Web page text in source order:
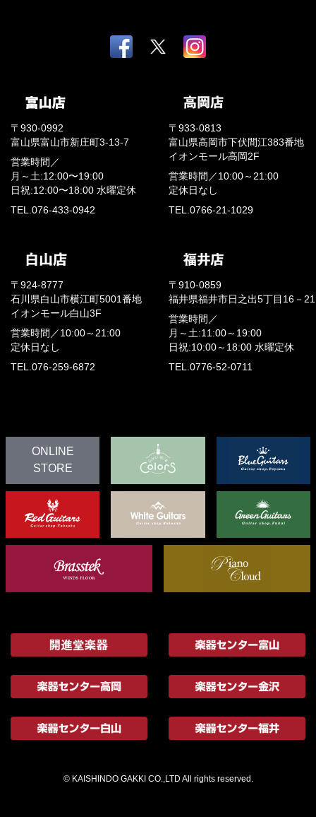
〒930-0992
富山県富山市新庄町3-13-7
営業時間／
月～土:12:00〜19:00
日祝:12:00〜18:00 水曜定休
TEL.076-433-0942
〒933-0813
富山県高岡市下伏間江383番地
イオンモール高岡2F
営業時間／ 10:00～21:00
定休日なし
TEL.0766-21-1029
〒924-8777
石川県白山市横江町5001番地
イオンモール白山3F
営業時間／ 10:00～21:00
定休日なし
TEL.076-259-6872
〒910-0859
福井県福井市日之出5丁目16－21
営業時間／
月～土:11:00～19:00
日祝:10:00～18:00 水曜定休
TEL.0776-52-0711
ONLINE
STORE
© KAISHINDO GAKKI CO.,LTD All rights reserved.